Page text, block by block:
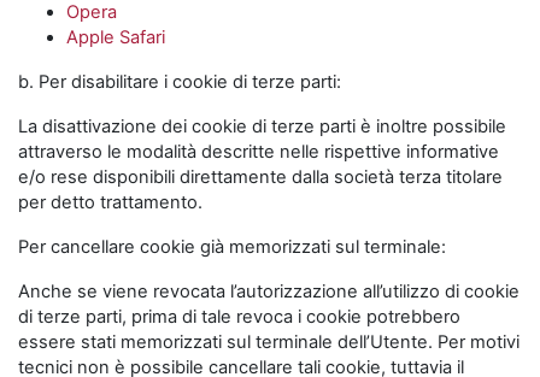
Opera
Apple Safari
b. Per disabilitare i cookie di terze parti:
La disattivazione dei cookie di terze parti è inoltre possibile
attraverso le modalità descritte nelle rispettive informative
e/o rese disponibili direttamente dalla società terza titolare
per detto trattamento.
Per cancellare cookie già memorizzati sul terminale:
Anche se viene revocata l’autorizzazione all’utilizzo di cookie
di terze parti, prima di tale revoca i cookie potrebbero
essere stati memorizzati sul terminale dell’Utente. Per motivi
tecnici non è possibile cancellare tali cookie, tuttavia il